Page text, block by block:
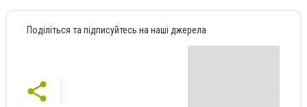
Поділіться та підписуйтесь на наші джерела